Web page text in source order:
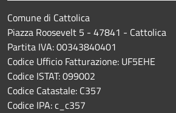
Comune di Cattolica
Piazza Roosevelt 5 - 47841 - Cattolica
Partita IVA: 00343840401
Codice Ufficio Fatturazione: UF5EHE
Codice ISTAT: 099002
Codice Catastale: C357
Codice IPA: c_c357